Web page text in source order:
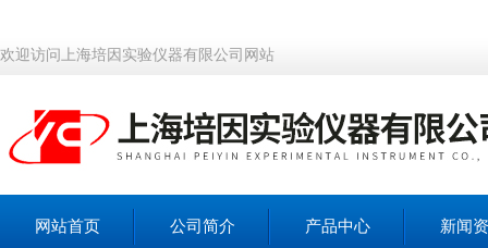
欢迎访问上海培因实验仪器有限公司网站
网站首页 公司简介 产品中心 新闻